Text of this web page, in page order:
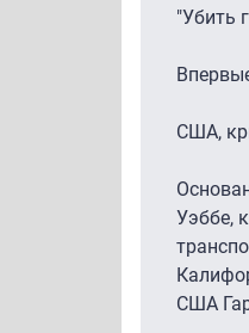
"Убить
США,
Уэббе,
США